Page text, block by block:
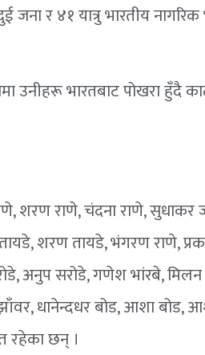
र ४१ यात्रु भारतीय
उनीहरू भारतबाट पोखरा हुँदै
राणे, चंदना राणे, सुधाकर
शरण तायडे, भंगरण राणे,
अनुप सरोडे, गणेश भांरबे,
झाँवर, धानेन्दधर बोड, आशा
रहेका छन् ।